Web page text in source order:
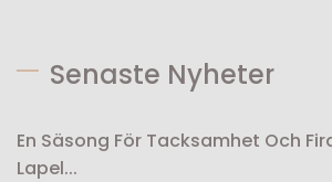
Senaste Nyheter
En Säsong För Tacksamhet Och
Lapel...